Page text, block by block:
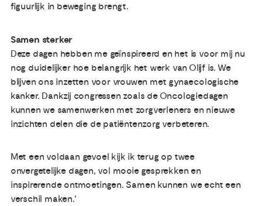
figuurlijk in beweging brengt.
Samen sterker
Deze dagen hebben me geïnspireerd en het is voor mij nu
nog duidelijker hoe belangrijk het werk van Olijf is. We
blijven ons inzetten voor vrouwen met gynaecologische
kanker. Dankzij congressen zoals de Oncologiedagen
kunnen we samenwerken met zorgverleners en nieuwe
inzichten delen die de patiëntenzorg verbeteren.
Met een voldaan gevoel kijk ik terug op twee
onvergetelijke dagen, vol mooie gesprekken en
inspirerende ontmoetingen. Samen kunnen we echt een
verschil maken.'